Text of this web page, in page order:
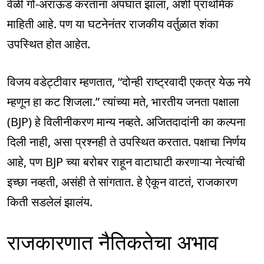
वेळी गो-अराऊंड करताना अपघात झाला, अशी प्राथमिक
माहिती आहे. पण या घटनेनंतर राजकीय वर्तुळात शंका
उपस्थित होत आहेत.
विजय वडेट्टीवार म्हणतात, “दोन्ही राष्ट्रवादी एकत्र येऊ नये
म्हणून हा कट शिजला.” त्यांच्या मते, भारतीय जनता पक्षाला
(BJP) हे विलीनीकरण मान्य नव्हते. अजितदादांनी का कल्पना
दिली नाही, असा प्रश्नही ते उपस्थित करतात. पक्षाचा निर्णय
आहे, पण BJP च्या बरोबर राहून वाटाघाटी करणाऱ्या नेत्यांची
इच्छा नव्हती, असंही ते सांगतात. हे ऐकून वाटतं, राजकारण
किती सडलेलं झालंय.
राजकारणात नैतिकतेचा अभाव